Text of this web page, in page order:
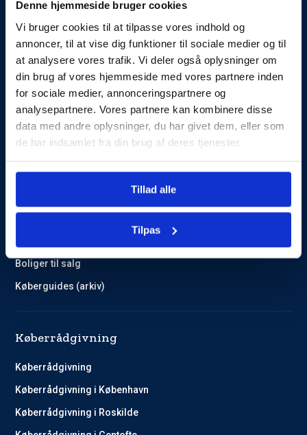
Denne hjemmeside bruger cookies
Vi bruger cookies til at tilpasse vores indhold og
annoncer, til at vise dig funktioner til sociale medier og til
at analysere vores trafik. Vi deler også oplysninger om
din brug af vores hjemmeside med vores partnere inden
for sociale medier, annonceringspartnere og
analysepartnere. Vores partnere kan kombinere disse
data med andre oplysninger, du har givet dem, eller som
de har indsamlet fra din brug af deres tjenester.
Tillad alle
Tilpas
Om Bomae
Kontakt
Karriere
Mød Rådgiverne
Boliger til salg
Køberguides (arkiv)
Køberrådgivning
Køberrådgivning
Køberrådgivning i København
Køberrådgivning i Roskilde